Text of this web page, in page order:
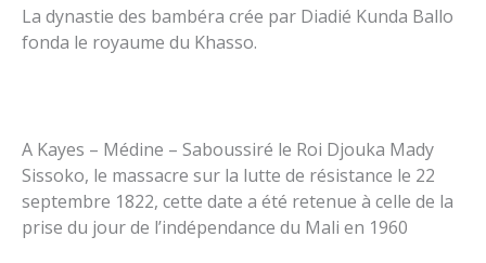
La dynastie des bambéra crée par Diadié Kunda Ballo
fonda le royaume du Khasso.
A Kayes – Médine – Saboussiré le Roi Djouka Mady
Sissoko, le massacre sur la lutte de résistance le 22
septembre 1822, cette date a été retenue à celle de la
prise du jour de l’indépendance du Mali en 1960